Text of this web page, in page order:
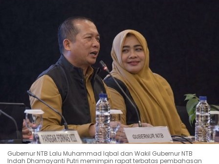
Gubernur NTB Lalu Muhammad Iqbal dan Wakil Gubernur NTB
Indah Dhamayanti Putri memimpin rapat terbatas pembahasan